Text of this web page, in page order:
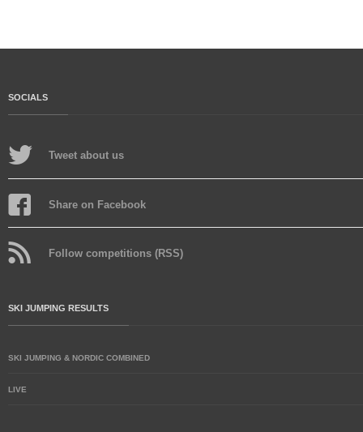
SOCIALS
Tweet about us
Share on Facebook
Follow competitions (RSS)
SKI JUMPING RESULTS
SKI JUMPING & NORDIC COMBINED
LIVE